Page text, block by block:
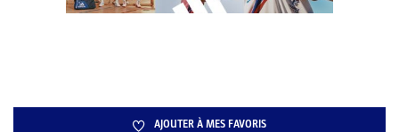
AJOUTER À MES FAVORIS